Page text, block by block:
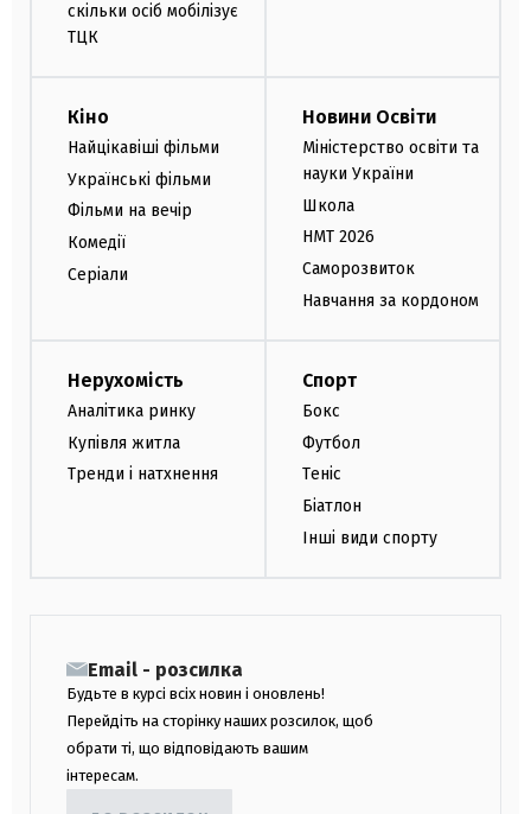
скільки осіб мобілізує
ТЦК
Кіно
Найцікавіші фільми
Українські фільми
Фільми на вечір
Комедії
Серіали
Новини Освіти
Міністерство освіти та
науки України
Школа
НМТ 2026
Саморозвиток
Навчання за кордоном
Нерухомість
Аналітика ринку
Купівля житла
Тренди і натхнення
Спорт
Бокс
Футбол
Теніс
Біатлон
Інші види спорту
Email - розсилка
Будьте в курсі всіх новин і оновлень!
Перейдіть на сторінку наших розсилок, щоб
обрати ті, що відповідають вашим
інтересам.